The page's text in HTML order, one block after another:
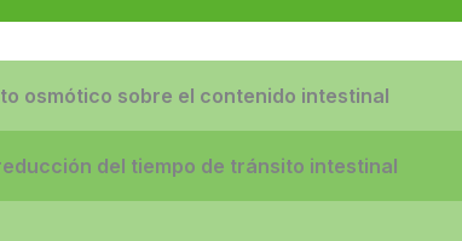
osmótico sobre el contenido intestinal
del tiempo de tránsito intestinal